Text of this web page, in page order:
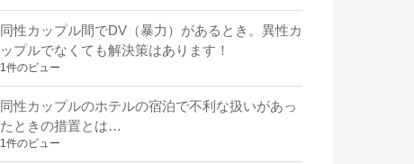
同性カップル間でDV（暴力）があるとき。異性カ
ップルでなくても解決策はあります！
1件のビュー
同性カップルのホテルの宿泊で不利な扱いがあっ
たときの措置とは…
1件のビュー